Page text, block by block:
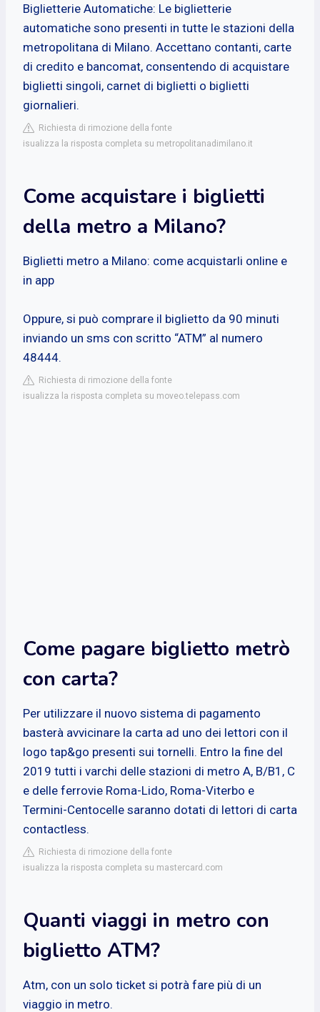
Biglietterie Automatiche: Le biglietterie
automatiche sono presenti in tutte le stazioni della
metropolitana di Milano. Accettano contanti, carte
di credito e bancomat, consentendo di acquistare
biglietti singoli, carnet di biglietti o biglietti
giornalieri.
Richiesta di rimozione della fonte
isualizza la risposta completa su metropolitanadimilano.it
Come acquistare i biglietti
della metro a Milano?
Biglietti metro a Milano: come acquistarli online e
in app
Oppure, si può comprare il biglietto da 90 minuti
inviando un sms con scritto “ATM” al numero
48444.
Richiesta di rimozione della fonte
isualizza la risposta completa su moveo.telepass.com
Come pagare biglietto metrò
con carta?
Per utilizzare il nuovo sistema di pagamento
basterà avvicinare la carta ad uno dei lettori con il
logo tap&go presenti sui tornelli. Entro la fine del
2019 tutti i varchi delle stazioni di metro A, B/B1, C
e delle ferrovie Roma-Lido, Roma-Viterbo e
Termini-Centocelle saranno dotati di lettori di carta
contactless.
Richiesta di rimozione della fonte
isualizza la risposta completa su mastercard.com
Quanti viaggi in metro con
biglietto ATM?
Atm, con un solo ticket si potrà fare più di un
viaggio in metro.